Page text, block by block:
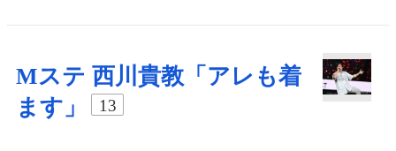
Mステ 西川貴教「アレも着
ます」
13